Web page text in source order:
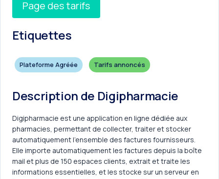
Page des tarifs
Etiquettes
Plateforme Agréée Tarifs annoncés
Description de Digipharmacie
Digipharmacie est une application en ligne dédiée aux
pharmacies, permettant de collecter, traiter et stocker
automatiquement l'ensemble des factures fournisseurs.
Elle importe automatiquement les factures depuis la boîte
mail et plus de 150 espaces clients, extrait et traite les
informations essentielles, et les stocke sur un serveur en